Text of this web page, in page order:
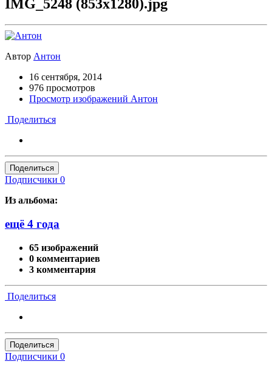
IMG_5248 (853x1280).jpg
Автор Антон
16 сентября, 2014
976 просмотров
Просмотр изображений Антон
Поделиться
Поделиться
Подписчики 0
Из альбома:
ещё 4 года
65 изображений
0 комментариев
3 комментария
Поделиться
Поделиться
Подписчики 0